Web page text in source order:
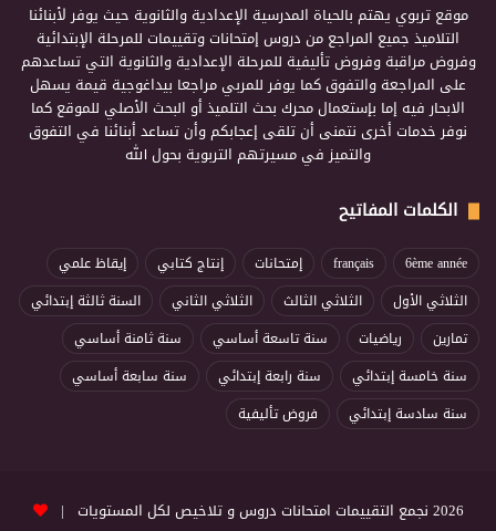
موقع تربوي يهتم بالحياة المدرسية الإعدادية والثانوية حيث يوفر لأبنائنا
التلاميذ جميع المراجع من دروس إمتحانات وتقييمات للمرحلة الإبتدائية
وفروض مراقبة وفروض تأليفية للمرحلة الإعدادية والثانوية التي تساعدهم
على المراجعة والتفوق كما يوفر للمربي مراجعا بيداغوجية قيمة يسهل
الابحار فيه إما بإستعمال محرك بحث التلميذ أو البحث الأصلي للموقع كما
نوفر خدمات أخرى نتمنى أن تلقى إعجابكم وأن تساعد أبنائنا في التفوق
والتميز في مسيرتهم التربوية بحول الله
الكلمات المفاتيح
6ème année
français إمتحانات إنتاج كتابي
إيقاظ علمي
الثلاثي الأول
الثلاثي الثالث الثلاثي الثاني
السنة ثالثة إبتدائي
تمارين
رياضيات سنة تاسعة أساسي
سنة ثامنة أساسي
سنة خامسة إبتدائي
سنة رابعة إبتدائي
سنة سابعة أساسي
سنة سادسة إبتدائي
فروض تأليفية
2026 نجمع التقييمات امتحانات دروس و تلاخيص لكل المستويات |